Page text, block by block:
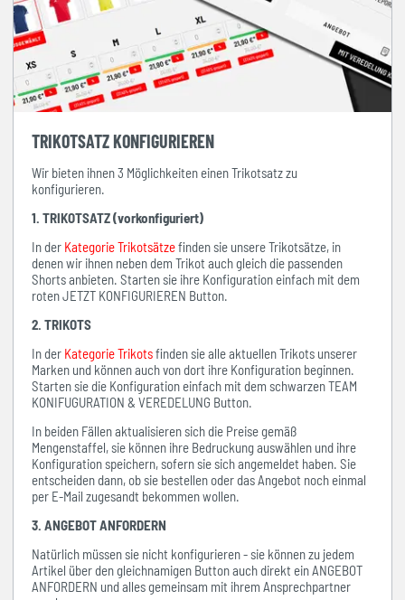
TRIKOTSATZ KONFIGURIEREN
Wir bieten ihnen 3 Möglichkeiten einen Trikotsatz zu
konfigurieren.
1. TRIKOTSATZ (vorkonfiguriert)
In der Kategorie Trikotsätzefinden sie unsere Trikotsätze, in
denen wir ihnen neben dem Trikot auch gleich die passenden
Shorts anbieten. Starten sie ihre Konfiguration einfach mit dem
roten JETZT KONFIGURIEREN Button.
2. TRIKOTS
In der Kategorie Trikotsfinden sie alle aktuellen Trikots unserer
Marken und können auch von dort ihre Konfiguration beginnen.
Starten sie die Konfiguration einfach mit dem schwarzen TEAM
KONIFUGURATION & VEREDELUNG Button.
In beiden Fällen aktualisieren sich die Preise gemäß
Mengenstaffel, sie können ihre Bedruckung auswählen und ihre
Konfiguration speichern, sofern sie sich angemeldet haben. Sie
entscheiden dann, ob sie bestellen oder das Angebot noch einmal
per E-Mail zugesandt bekommen wollen.
3. ANGEBOT ANFORDERN
Natürlich müssen sie nicht konfigurieren - sie können zu jedem
Artikel über den gleichnamigen Button auch direkt ein ANGEBOT
ANFORDERN und alles gemeinsam mit ihrem Ansprechpartner